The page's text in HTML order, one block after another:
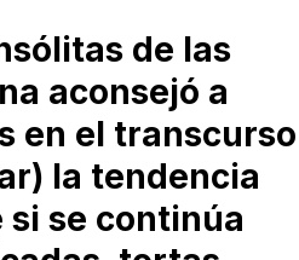
de las
aconsejó a
en el transcurso
la tendencia
se continúa